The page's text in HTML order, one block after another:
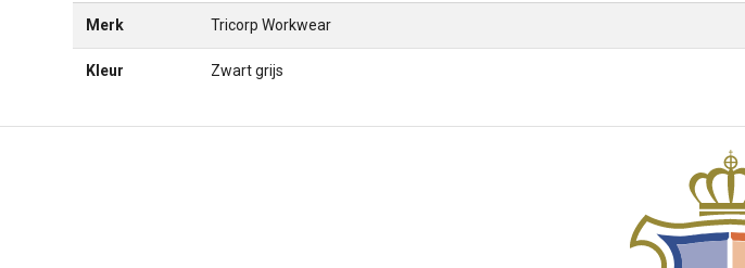
Merk Tricorp Workwear
Kleur Zwart grijs